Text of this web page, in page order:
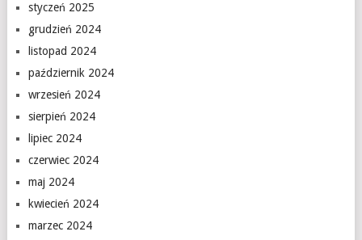
styczeń 2025
grudzień 2024
listopad 2024
październik 2024
wrzesień 2024
sierpień 2024
lipiec 2024
czerwiec 2024
maj 2024
kwiecień 2024
marzec 2024